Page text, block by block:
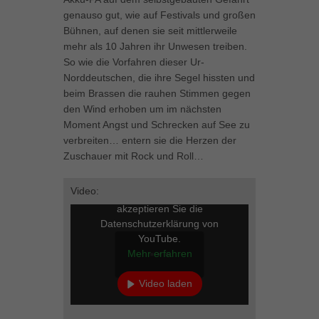
genauso gut, wie auf Festivals und großen
Bühnen, auf denen sie seit mittlerweile
mehr als 10 Jahren ihr Unwesen treiben.
So wie die Vorfahren dieser Ur-
Norddeutschen, die ihre Segel hissten und
beim Brassen die rauhen Stimmen gegen
den Wind erhoben um im nächsten
Moment Angst und Schrecken auf See zu
verbreiten… entern sie die Herzen der
Zuschauer mit Rock und Roll…
Video:
akzeptieren Sie die
Datenschutzerklärung von
YouTube.
Mehr erfahren
Video laden
können Ihre Einwilligung zu ganzen Kategorien geben oder sich
weitere Informationen anzeigen lassen und so nur bestimmte
Cookies auswählen.
Zurück
Essenziell (1)
Essenzielle Cookies ermöglichen grundlegende Funktionen und sind für
die einwandfreie Funktion der Website erforderlich.
Marketing-Cookies werden von Drittanbietern oder Publishern verwendet,
um personalisierte Werbung anzuzeigen. Sie tun dies, indem sie
Cookie-Informationen anzeigen